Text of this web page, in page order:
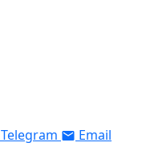
Telegram Email